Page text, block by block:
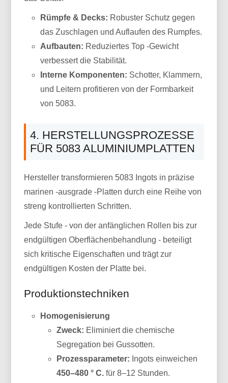
Rümpfe & Decks: Robuster Schutz gegen
das Zuschlagen und Auflaufen des Rumpfes.
Aufbauten: Reduziertes Top -Gewicht
verbessert die Stabilität.
Interne Komponenten: Schotter, Klammern,
und Leitern profitieren von der Formbarkeit
von 5083.
4. HERSTELLUNGSPROZESSE
FÜR 5083 ALUMINIUMPLATTEN
Hersteller transformieren 5083 Ingots in präzise
marinen -ausgrade -Platten durch eine Reihe von
streng kontrollierten Schritten.
Jede Stufe - von der anfänglichen Rollen bis zur
endgültigen Oberflächenbehandlung - beteiligt
sich kritische Eigenschaften und trägt zur
endgültigen Kosten der Platte bei.
Produktionstechniken
Homogenisierung
Zweck: Eliminiert die chemische
Segregation bei Gussotten.
Prozessparameter: Ingots einweichen
450–480 ° C. für 8–12 Stunden.